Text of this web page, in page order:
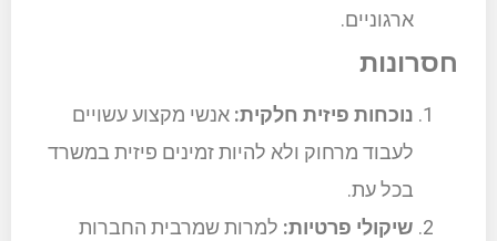
ארגוניים.
חסרונות
נוכחות פיזית חלקית: אנשי מקצוע עשויים
לעבוד מרחוק ולא להיות זמינים פיזית במשרד
בכל עת.
שיקולי פרטיות: למרות שמרבית החברות